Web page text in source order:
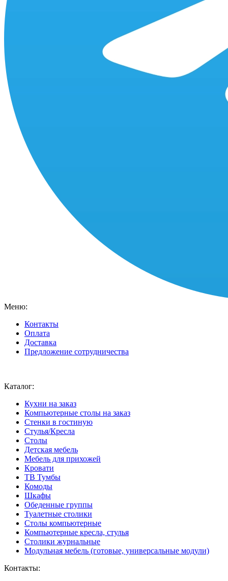
Меню:
Контакты
Оплата
Доставка
Предложение сотрудничества
Каталог:
Кухни на заказ
Компьютерные столы на заказ
Стенки в гостиную
Стулья/Кресла
Столы
Детская мебель
Мебель для прихожей
Кровати
ТВ Тумбы
Комоды
Шкафы
Обеденные группы
Туалетные столики
Столы компьютерные
Компьютерные кресла, стулья
Столики журнальные
Модульная мебель (готовые, универсальные модули)
Контакты: